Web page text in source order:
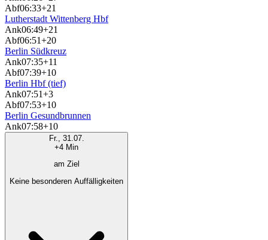
Abf06:33+21
Lutherstadt Wittenberg Hbf
Ank06:49+21
Abf06:51+20
Berlin Südkreuz
Ank07:35+11
Abf07:39+10
Berlin Hbf (tief)
Ank07:51+3
Abf07:53+10
Berlin Gesundbrunnen
Ank07:58+10
Fr., 31.07.
+4 Min
am Ziel
Keine besonderen Auffälligkeiten